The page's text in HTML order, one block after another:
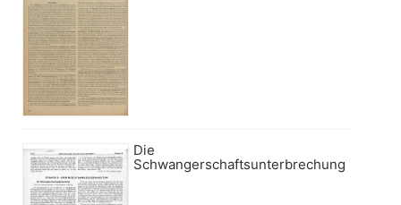
Die
Schwangerschaftsunterbrechung